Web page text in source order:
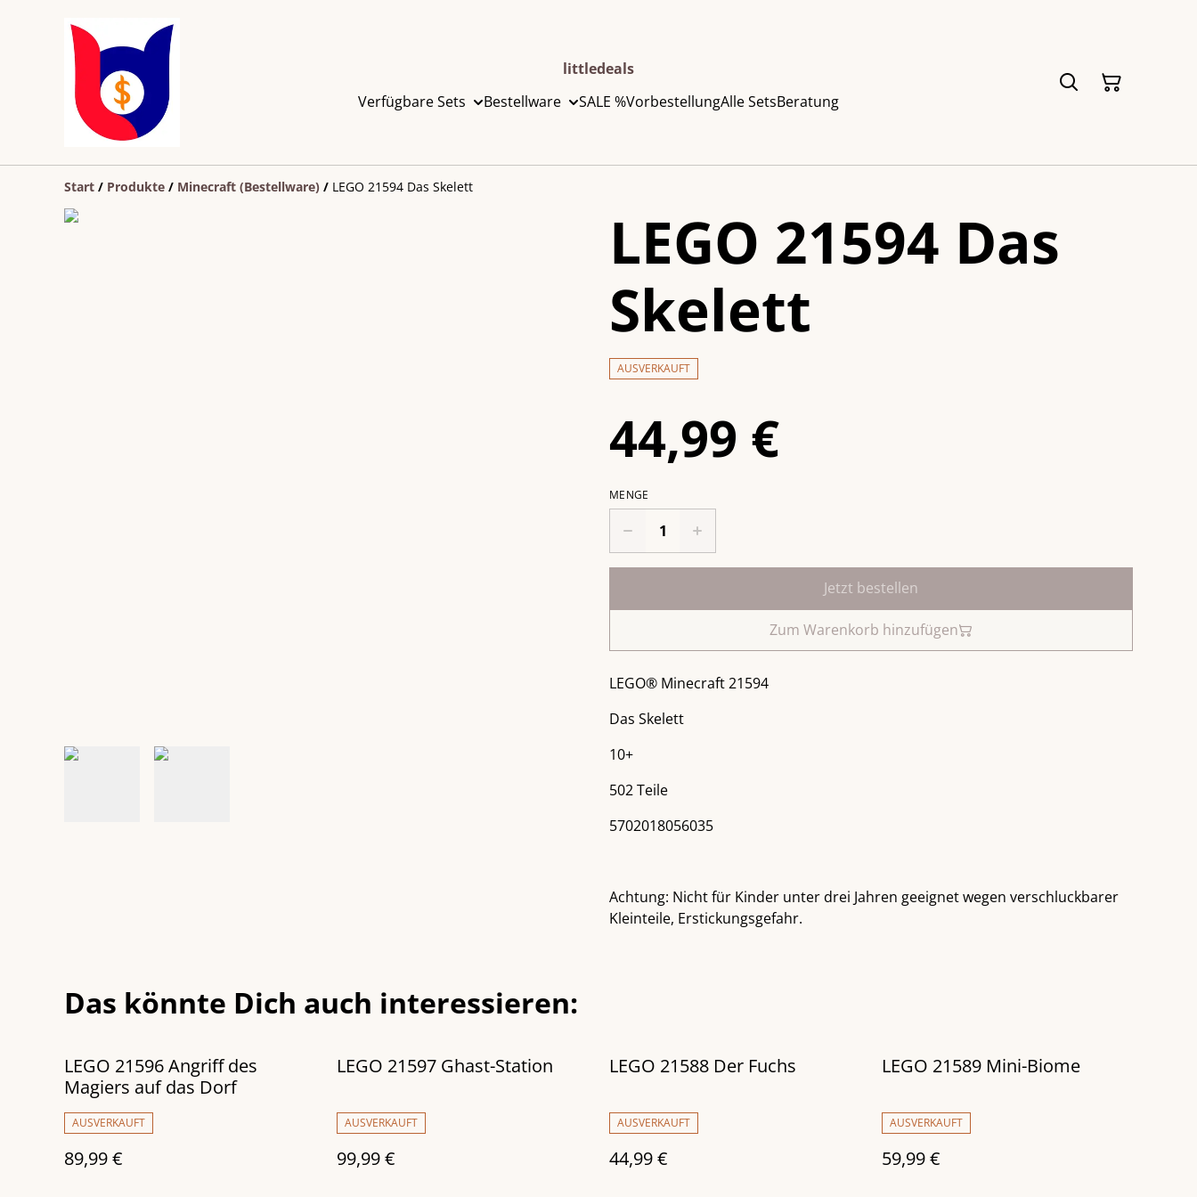
littledeals
Verfügbare Sets
Bestellware SALE %VorbestellungAlle SetsBeratung
Start / Produkte / Minecraft (Bestellware) / LEGO 21594 Das Skelett
LEGO 21594 Das
Skelett
AUSVERKAUFT
44,99 €
MENGE
Jetzt bestellen
Zum Warenkorb hinzufügen
LEGO® Minecraft 21594
Das Skelett
10+
502 Teile
5702018056035
Achtung: Nicht für Kinder unter drei Jahren geeignet wegen verschluckbarer
Kleinteile, Erstickungsgefahr.
Das könnte Dich auch interessieren:
LEGO 21596 Angriff des
Magiers auf das Dorf
AUSVERKAUFT
89,99 €
LEGO 21597 Ghast-Station
AUSVERKAUFT
99,99 €
LEGO 21588 Der Fuchs
AUSVERKAUFT
44,99 €
LEGO 21589 Mini-Biome
AUSVERKAUFT
59,99 €